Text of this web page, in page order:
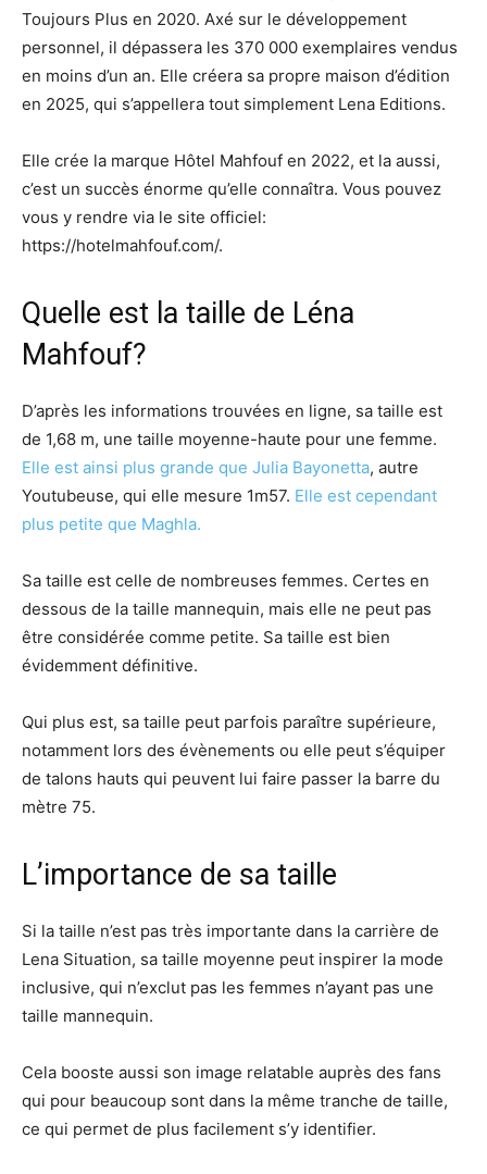
Toujours Plus en 2020. Axé sur le développement
personnel, il dépassera les 370 000 exemplaires vendus
en moins d’un an. Elle créera sa propre maison d’édition
en 2025, qui s’appellera tout simplement Lena Editions.
Elle crée la marque Hôtel Mahfouf en 2022, et la aussi,
c’est un succès énorme qu’elle connaîtra. Vous pouvez
vous y rendre via le site officiel:
https://hotelmahfouf.com/.
Quelle est la taille de Léna
Mahfouf?
D’après les informations trouvées en ligne, sa taille est
de 1,68 m, une taille moyenne-haute pour une femme.
Elle est ainsi plus grande que Julia Bayonetta, autre
Youtubeuse, qui elle mesure 1m57. Elle est cependant
plus petite que Maghla.
Sa taille est celle de nombreuses femmes. Certes en
dessous de la taille mannequin, mais elle ne peut pas
être considérée comme petite. Sa taille est bien
évidemment définitive.
Qui plus est, sa taille peut parfois paraître supérieure,
notamment lors des évènements ou elle peut s’équiper
de talons hauts qui peuvent lui faire passer la barre du
mètre 75.
L’importance de sa taille
Si la taille n’est pas très importante dans la carrière de
Lena Situation, sa taille moyenne peut inspirer la mode
inclusive, qui n’exclut pas les femmes n’ayant pas une
taille mannequin.
Cela booste aussi son image relatable auprès des fans
qui pour beaucoup sont dans la même tranche de taille,
ce qui permet de plus facilement s’y identifier.